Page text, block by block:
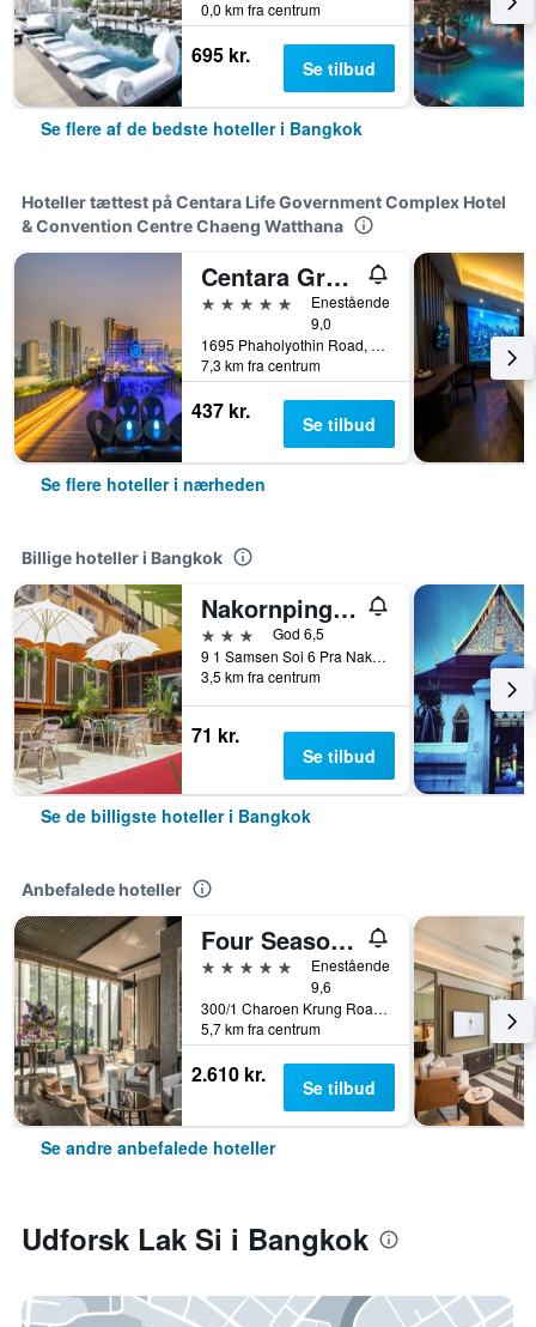
0,0 km fra centrum
695 kr. Se tilbud
Se flere af de bedste hoteller i Bangkok
Hoteller tættest på Centara Life Government Complex Hotel
& Convention Centre Chaeng Watthana
Centara Grand at Central Plaza Ladprao Bangkok
5 stjerner
Enestående
9,0
1695 Phaholyothin Road, Bangkok, Thailand
7,3 km fra centrum
437 kr. Se tilbud
Se flere hoteller i nærheden
Billige hoteller i Bangkok
Nakornping Hotel
3 stjernerGod 6,5
9 1 Samsen Soi 6 Pra Nakorn, Bangkok, Thailand
3,5 km fra centrum
71 kr.
Se tilbud
Se de billigste hoteller i Bangkok
Anbefalede hoteller
Four Seasons Hotel Bangkok at Chao Phraya River
5 stjerner
Enestående
9,6
300/1 Charoen Krung Road, Sathorn, Bangkok, Thailand
5,7 km fra centrum
2.610 kr. Se tilbud
Se andre anbefalede hoteller
Udforsk Lak Si i Bangkok